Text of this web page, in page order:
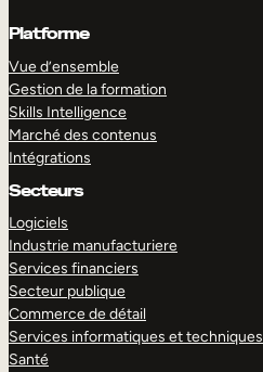
Platforme
Vue d’ensemble
Gestion de la formation
Skills Intelligence
Marché des contenus
Intégrations
Secteurs
Logiciels
Industrie manufacturiere
Services financiers
Secteur publique
Commerce de détail
Services informatiques et techniques
Santé